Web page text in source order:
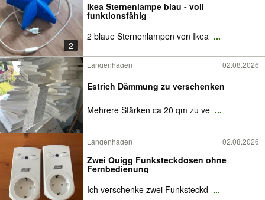
2
Ikea Sternenlampe blau - voll
funktionsfähig
2 blaue Sternenlampen von Ikea ...
Langenhagen 02.08.2026
Estrich Dämmung zu verschenken
Mehrere Stärken ca 20 qm zu ve ...
Langenhagen 02.08.2026
Zwei Quigg Funksteckdosen ohne
Fernbedienung
Ich verschenke zwei Funksteckd ...